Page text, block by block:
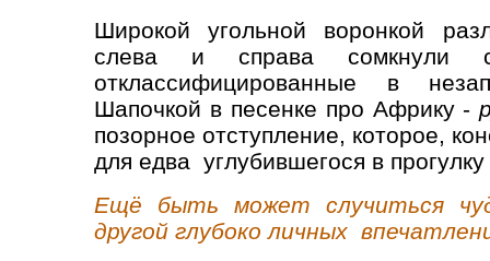
Широкой угольной воронкой
слева и справа сомкнули
отклассифицированные в
Шапочкой в песенке про Африку -
позорное отступление, которое,
для едва углубившегося в прогулку
Ещё быть может случиться
другой глубоко личных